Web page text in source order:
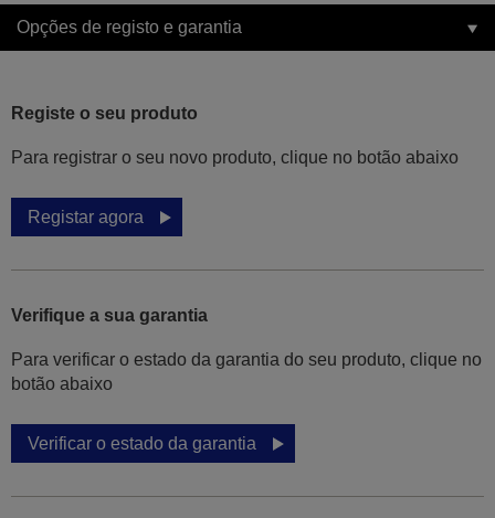
Opções de registo e garantia
Registe o seu produto
Para registrar o seu novo produto, clique no botão abaixo
Registar agora
Verifique a sua garantia
Para verificar o estado da garantia do seu produto, clique no
botão abaixo
Verificar o estado da garantia